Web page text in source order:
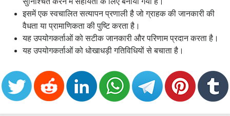
इसमें एक स्वचालित सत्यापन प्रणाली है जो ग्राहक की जानकारी की
वैधता या प्रामाणिकता की पुष्टि करता है।
यह उपयोगकर्ताओं को सटीक जानकारी और परिणाम प्रदान करता है।
यह उपयोगकर्ताओं को धोखाधड़ी गतिविधियों से बचाता है।